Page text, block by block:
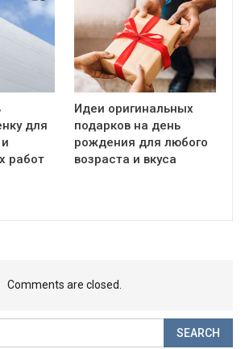
для
работ
Идеи оригинальных
подарков на день
рождения для любого
возраста и вкуса
Comments are closed.